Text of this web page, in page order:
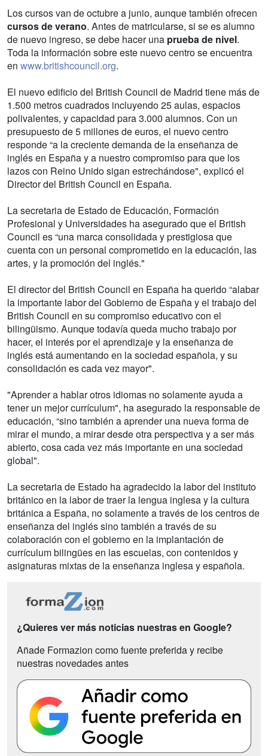
Los cursos van de octubre a junio, aunque también ofrecen
cursos de verano. Antes de matricularse, si se es alumno
de nuevo ingreso, se debe hacer una prueba de nivel.
Toda la información sobre este nuevo centro se encuentra
en www.britishcouncil.org.
El nuevo edificio del British Council de Madrid tiene más de
1.500 metros cuadrados incluyendo 25 aulas, espacios
polivalentes, y capacidad para 3.000 alumnos. Con un
presupuesto de 5 millones de euros, el nuevo centro
responde “a la creciente demanda de la enseñanza de
inglés en España y a nuestro compromiso para que los
lazos con Reino Unido sigan estrechándose", explicó el
Director del British Council en España.
La secretaria de Estado de Educación, Formación
Profesional y Universidades ha asegurado que el British
Council es “una marca consolidada y prestigiosa que
cuenta con un personal comprometido en la educación, las
artes, y la promoción del inglés."
El director del British Council en España ha querido “alabar
la importante labor del Gobierno de España y el trabajo del
British Council en su compromiso educativo con el
bilingüismo. Aunque todavía queda mucho trabajo por
hacer, el interés por el aprendizaje y la enseñanza de
inglés está aumentando en la sociedad española, y su
consolidación es cada vez mayor".
"Aprender a hablar otros idiomas no solamente ayuda a
tener un mejor currículum", ha asegurado la responsable de
educación, “sino también a aprender una nueva forma de
mirar el mundo, a mirar desde otra perspectiva y a ser más
abierto, cosa cada vez más importante en una sociedad
global".
La secretaria de Estado ha agradecido la labor del instituto
británico en la labor de traer la lengua inglesa y la cultura
británica a España, no solamente a través de los centros de
enseñanza del inglés sino también a través de su
colaboración con el gobierno en la implantación de
currículum bilingües en las escuelas, con contenidos y
asignaturas mixtas de la enseñanza inglesa y española.
¿Quieres ver más noticias nuestras en Google?
Añade Formazion como fuente preferida y recibe
nuestras novedades antes